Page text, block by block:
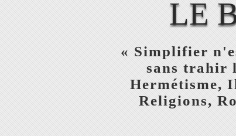
LE
« Simplifier
sans trahir
Hermétisme,
Religions,